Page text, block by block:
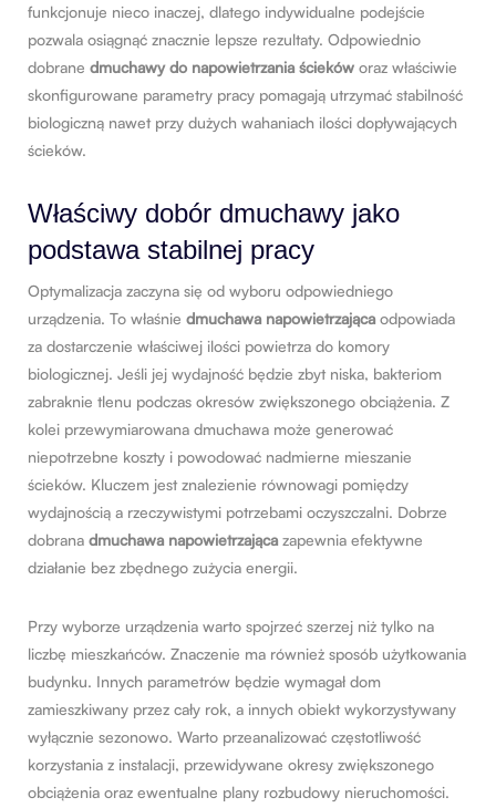
funkcjonuje nieco inaczej, dlatego indywidualne podejście
pozwala osiągnąć znacznie lepsze rezultaty. Odpowiednio
dobrane dmuchawy do napowietrzania ścieków oraz właściwie
skonfigurowane parametry pracy pomagają utrzymać stabilność
biologiczną nawet przy dużych wahaniach ilości dopływających
ścieków.
Właściwy dobór dmuchawy jako
podstawa stabilnej pracy
Optymalizacja zaczyna się od wyboru odpowiedniego
urządzenia. To właśnie dmuchawa napowietrzająca odpowiada
za dostarczenie właściwej ilości powietrza do komory
biologicznej. Jeśli jej wydajność będzie zbyt niska, bakteriom
zabraknie tlenu podczas okresów zwiększonego obciążenia. Z
kolei przewymiarowana dmuchawa może generować
niepotrzebne koszty i powodować nadmierne mieszanie
ścieków. Kluczem jest znalezienie równowagi pomiędzy
wydajnością a rzeczywistymi potrzebami oczyszczalni. Dobrze
dobrana dmuchawa napowietrzająca zapewnia efektywne
działanie bez zbędnego zużycia energii.
Przy wyborze urządzenia warto spojrzeć szerzej niż tylko na
liczbę mieszkańców. Znaczenie ma również sposób użytkowania
budynku. Innych parametrów będzie wymagał dom
zamieszkiwany przez cały rok, a innych obiekt wykorzystywany
wyłącznie sezonowo. Warto przeanalizować częstotliwość
korzystania z instalacji, przewidywane okresy zwiększonego
obciążenia oraz ewentualne plany rozbudowy nieruchomości.